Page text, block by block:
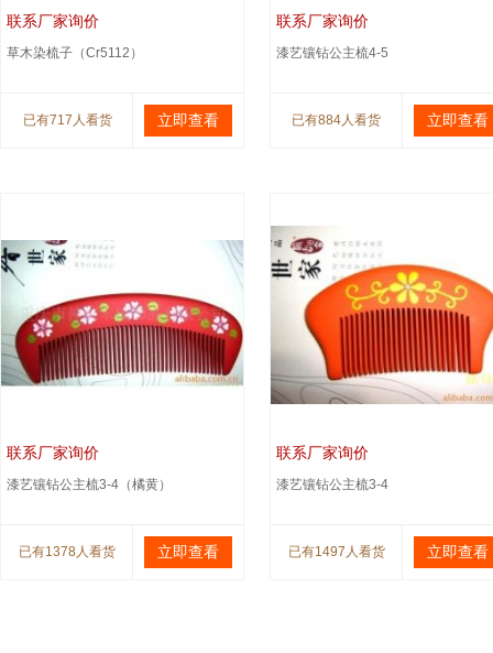
联系厂家询价
草木染梳子（Cr5112）
已有717人看货 立即查看
联系厂家询价
漆艺镶钻公主梳4-5
已有884人看货 立即查看
联系厂家询价
漆艺镶钻公主梳3-4（橘黄）
已有1378人看货 立即查看
联系厂家询价
漆艺镶钻公主梳3-4
已有1497人看货 立即查看